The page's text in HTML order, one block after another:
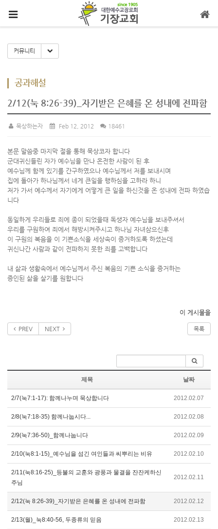
커뮤니티 Toggle Dropdown
공과해설
2/12(눅 8:26-39)_자기받은 은혜를 온 성내에 전파함
묵상하는자 Feb 12, 2012 18461
본문 말씀중 마지막 절을 통해 묵상코자 합니다
군대귀신들린 자가 예수님을 만나 온전한 사람이 된 후
예수님께 함께 있기를 간구하였으나 예수님께서 저를 보내시며
집에 돌아가 하나님께서 네게 큰일을 행하심을 고하라 하니
저가 가서 예수께서 자기에게 어떻게 큰 일을 하신것을 온 성내에 전파 하였습
니다
동일하게 우리들로 죄에 종이 되었을때 독생자 예수님을 보내주셔서
우리를 구원하여 죄에서 해방시켜주시고 하나님 자녀삼으신후
이 구원의 복음을 이 기쁜소식을 세상속이 증거하도록 하셨는데
귀신나간 사람과 같이 전파하지 못한 죄를 고백합니다
내 삶과 생활속에서 예수님께서 주신 복음의 기쁜 소식을 증거하는
증인된 삶을 살기를 원합니다
이 게시물을
PREV NEXT 목록
제목 날짜
2/7(눅7:1-17): 함께나누며 묵상합니다 2012.02.07
2/8(눅7:18-35) 함께나눕시다... 2012.02.08
2/9(눅7:36-50)_함께나눕니다 2012.02.09
2/10(눅8:1-15)_예수님을 섬긴 여인들과 씨뿌리는 비유 2012.02.10
2/11(눅8:16-25)_등불의 교훈와 광풍과 물결을 잔잔케하신
주님
2012.02.11
2/12(눅 8:26-39)_자기받은 은혜를 온 성내에 전파함 2012.02.12
2/13(월)_눅8:40-56, 두종류의 믿음 2012.02.13